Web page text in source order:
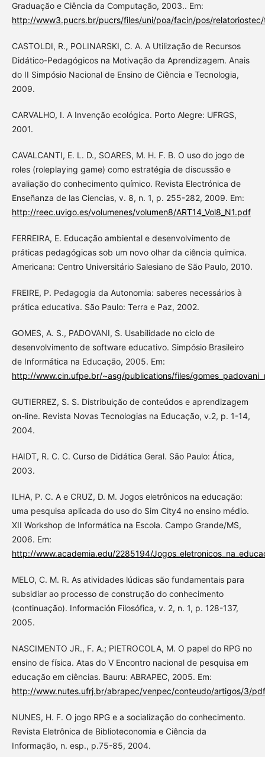
Graduação e Ciência da Computação, 2003.. Em:
http://www3.pucrs.br/pucrs/files/uni/poa/facin/pos/
CASTOLDI, R., POLINARSKI, C. A. A Utilização de Recursos
Didático-Pedagógicos na Motivação da Aprendizagem. Anais
do II Simpósio Nacional de Ensino de Ciência e Tecnologia,
2009.
CARVALHO, I. A Invenção ecológica. Porto Alegre: UFRGS,
2001.
CAVALCANTI, E. L. D., SOARES, M. H. F. B. O uso do jogo de
roles (roleplaying game) como estratégia de discussão e
avaliação do conhecimento químico. Revista Electrónica de
Enseñanza de las Ciencias, v. 8, n. 1, p. 255-282, 2009. Em:
http://reec.uvigo.es/volumenes/volumen8/ART14_Vol8_N1.pdf
FERREIRA, E. Educação ambiental e desenvolvimento de
práticas pedagógicas sob um novo olhar da ciência química.
Americana: Centro Universitário Salesiano de São Paulo, 2010.
FREIRE, P. Pedagogia da Autonomia: saberes necessários à
prática educativa. São Paulo: Terra e Paz, 2002.
GOMES, A. S., PADOVANI, S. Usabilidade no ciclo de
desenvolvimento de software educativo. Simpósio Brasileiro
de Informática na Educação, 2005. Em:
http://www.cin.ufpe.br/~asg/publications/files/
GUTIERREZ, S. S. Distribuição de conteúdos e aprendizagem
on-line. Revista Novas Tecnologias na Educação, v.2, p. 1-14,
2004.
HAIDT, R. C. C. Curso de Didática Geral. São Paulo: Ática,
2003.
ILHA, P. C. A e CRUZ, D. M. Jogos eletrônicos na educação:
uma pesquisa aplicada do uso do Sim City4 no ensino médio.
XII Workshop de Informática na Escola. Campo Grande/MS,
2006. Em:
http://www.academia.edu/2285194/
MELO, C. M. R. As atividades lúdicas são fundamentais para
subsidiar ao processo de construção do conhecimento
(continuação). Información Filosófica, v. 2, n. 1, p. 128-137,
2005.
NASCIMENTO JR., F. A.; PIETROCOLA, M. O papel do RPG no
ensino de física. Atas do V Encontro nacional de pesquisa em
educação em ciências. Bauru: ABRAPEC, 2005. Em:
http://www.nutes.ufrj.br/abrapec/venpec/conteudo/artigos/3/
NUNES, H. F. O jogo RPG e a socialização do conhecimento.
Revista Eletrônica de Biblioteconomia e Ciência da
Informação, n. esp., p.75-85, 2004.